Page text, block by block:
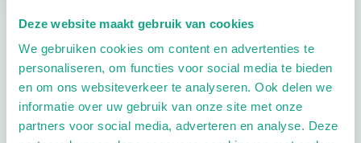
Deze website maakt gebruik van cookies
We gebruiken cookies om content en advertenties te
personaliseren, om functies voor social media te bieden
en om ons websiteverkeer te analyseren. Ook delen we
informatie over uw gebruik van onze site met onze
partners voor social media, adverteren en analyse. Deze
pedicure.